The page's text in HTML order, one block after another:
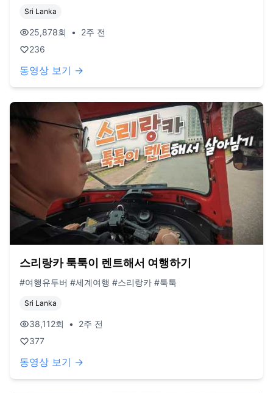
Sri Lanka
25,878회 •
2주 전
236
동영상 보기 →
스리랑카 툭툭이 렌트해서 여행하기
#여행유투버 #세계여행 #스리랑카 #툭툭
Sri Lanka
38,112회 •
2주 전
377
동영상 보기 →